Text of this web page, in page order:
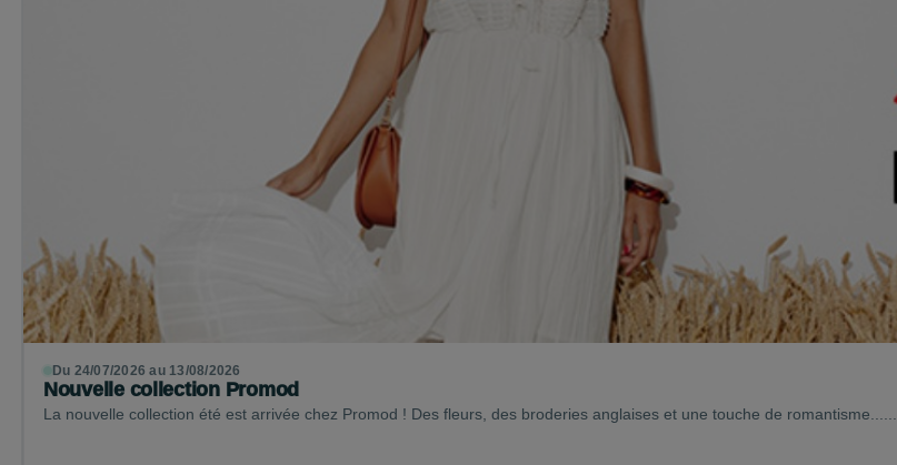
Du 24/07/2026 au 13/08/2026
Nouvelle collection Promod
La nouvelle collection été est arrivée chez Promod ! Des fleurs, des broderies anglaises et une touche de romantisme......